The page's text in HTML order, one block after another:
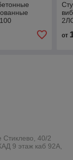
от
40/2
9 этаж каб 92А,